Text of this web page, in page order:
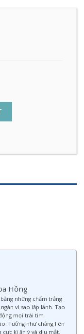
Hồng
những chấm trắng
vì sao lấp lánh. Tạo
mọi trái tim
Tưởng như chẳng liên
kì ăn ý và dịu mắt.